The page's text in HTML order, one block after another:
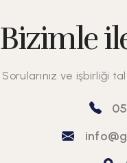
Bizimle
Sorularınız ve işbirliği